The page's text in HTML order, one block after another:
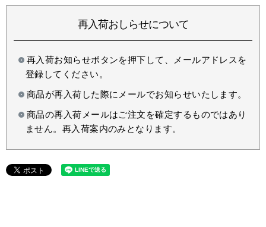
再入荷おしらせについて
再入荷お知らせボタンを押下して、メールアドレスを
登録してください。
商品が再入荷した際にメールでお知らせいたします。
商品の再入荷メールはご注文を確定するものではあり
ません。再入荷案内のみとなります。